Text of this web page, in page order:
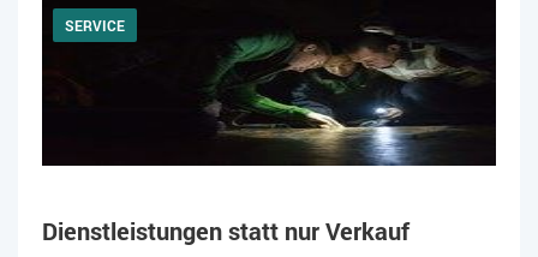
SERVICE
Dienstleistungen statt nur Verkauf